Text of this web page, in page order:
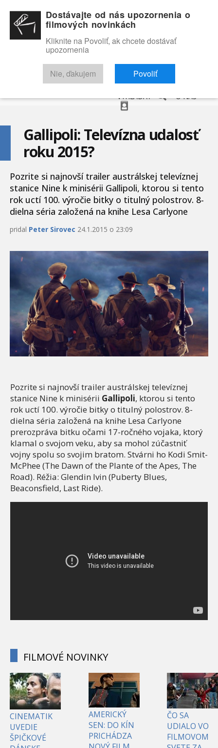
RECENZIE TRAILERY FILMOVÁ DATABÁZA
VYHĽADAŤ O NÁS
Gallipoli: Televízna udalosť
roku 2015?
Pozrite si najnovší trailer austrálskej televíznej
stanice Nine k minisérii Gallipoli, ktorou si tento
rok uctí 100. výročie bitky o titulný polostrov. 8-
dielna séria založená na knihe Lesa Carlyone
pridal Peter Sirovec 24.1.2015 o 23:09
Pozrite si najnovší trailer austrálskej televíznej
stanice Nine k minisérii Gallipoli, ktorou si tento
rok uctí 100. výročie bitky o titulný polostrov. 8-
dielna séria založená na knihe Lesa Carlyone
prerozpráva bitku očami 17-ročného vojaka, ktorý
klamal o svojom veku, aby sa mohol zúčastniť
vojny spolu so svojim bratom. Stvárni ho Kodi Smit-
McPhee (The Dawn of the Plante of the Apes, The
Road). Réžia: Glendin Ivin (Puberty Blues,
Beaconsfield, Last Ride).
FILMOVÉ NOVINKY
CINEMATIK
UVEDIE
ŠPIČKOVÉ
AMERICKÝ
SEN: DO KÍN
PRICHÁDZA
ČO SA
UDIALO VO
FILMOVOM
Dostávajte od nás upozornenia o
filmových novinkách
Kliknite na Povoliť, ak chcete dostávať
upozornenia
Nie, ďakujem Povoliť